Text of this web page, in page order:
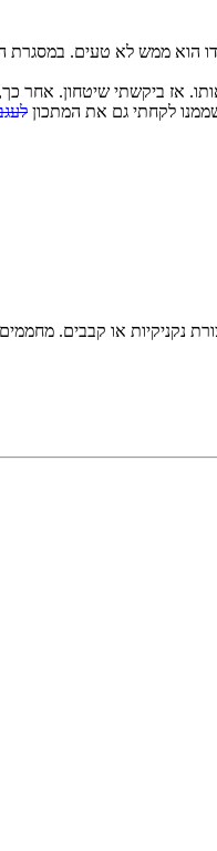
ממש לא טעים. במסגרת
אז ביקשתי שיטחון. אחר
לקחתי גם את המתכון